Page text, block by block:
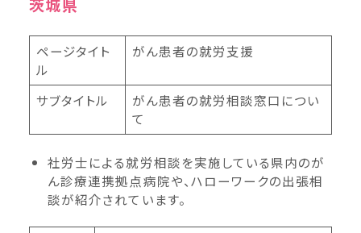
茨城県
ページタイト
ル
がん患者の就労支援
サブタイトル
がん患者の就労相談窓口につい
て
社労士による就労相談を実施している県内のが
ん診療連携拠点病院や、ハローワークの出張相
談が紹介されています。